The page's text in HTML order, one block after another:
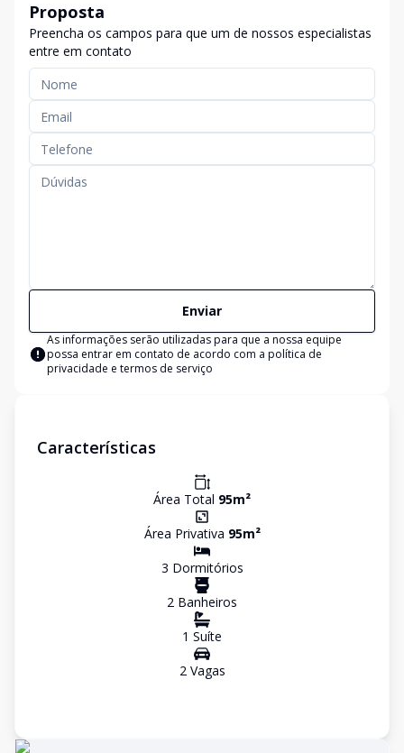
Proposta
Preencha os campos para que um de nossos especialistas
entre em contato
Enviar
As informações serão utilizadas para que a nossa equipe
possa entrar em contato de acordo com a política de
privacidade e termos de serviço
Características
Área Total 95m²
Área Privativa 95m²
3 Dormitórios
2 Banheiros
1 Suíte
2Vagas